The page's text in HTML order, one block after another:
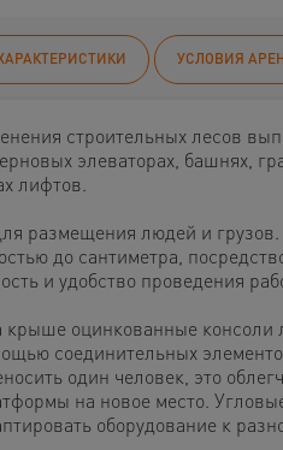
УСЛОВИЯ
строительных лесов
элеваторах, башнях,
лифтов.
размещения людей и
до сантиметра,
и удобство проведения
оцинкованные консоли
соединительных
один человек, это
на новое место.
оборудование к